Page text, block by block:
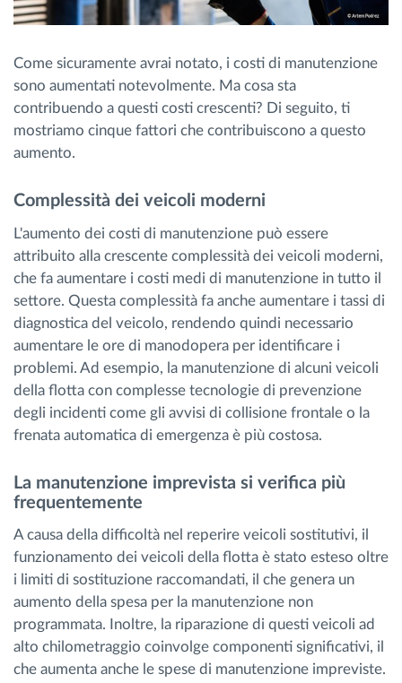
Come sicuramente avrai notato, i costi di manutenzione
sono aumentati notevolmente. Ma cosa sta
contribuendo a questi costi crescenti? Di seguito, ti
mostriamo cinque fattori che contribuiscono a questo
aumento.
Complessità dei veicoli moderni
L'aumento dei costi di manutenzione può essere
attribuito alla crescente complessità dei veicoli moderni,
che fa aumentare i costi medi di manutenzione in tutto il
settore. Questa complessità fa anche aumentare i tassi di
diagnostica del veicolo, rendendo quindi necessario
aumentare le ore di manodopera per identificare i
problemi. Ad esempio, la manutenzione di alcuni veicoli
della flotta con complesse tecnologie di prevenzione
degli incidenti come gli avvisi di collisione frontale o la
frenata automatica di emergenza è più costosa.
La manutenzione imprevista si verifica più
frequentemente
A causa della difficoltà nel reperire veicoli sostitutivi, il
funzionamento dei veicoli della flotta è stato esteso oltre
i limiti di sostituzione raccomandati, il che genera un
aumento della spesa per la manutenzione non
programmata. Inoltre, la riparazione di questi veicoli ad
alto chilometraggio coinvolge componenti significativi, il
che aumenta anche le spese di manutenzione impreviste.